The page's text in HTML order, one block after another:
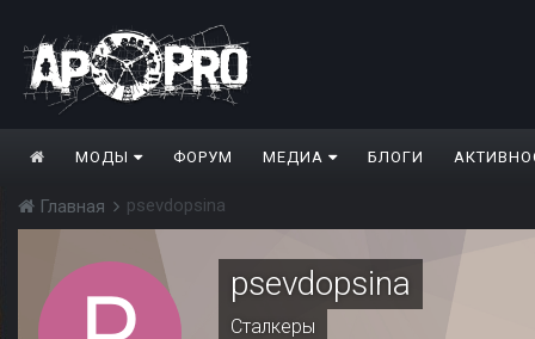
МОДЫ ФОРУМ МЕДИА БЛОГИ
Главная psevdopsina
psevdopsina
Сталкеры